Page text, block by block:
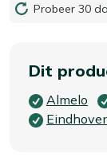
Probeer 30
Dit
Almelo